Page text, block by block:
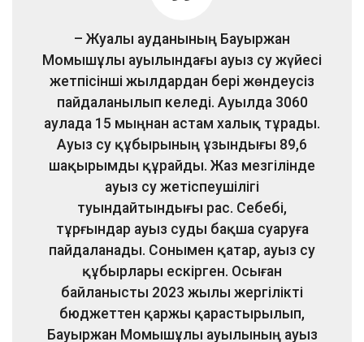
– Жуалы ауданының Бауыржан
Момышұлы ауылындағы ауыз су жүйесі
жетпісінші жылдардан бері жөндеусіз
пайдаланылып келеді. Ауылда 3060
аулада 15 мыңнан астам халық тұрады.
Ауыз су құбырының ұзындығы 89,6
шақырымды құрайды. Жаз мезгілінде
ауыз су жетіспеушілігі
туындайтындығы рас. Себебі,
тұрғындар ауыз суды бақша суаруға
пайдаланады. Сонымен қатар, ауыз су
құбырлары ескірген. Осыған
байланысты 2023 жылы жергілікті
бюджеттен қаржы қарастырылып,
Бауыржан Момышұлы ауылының ауыз